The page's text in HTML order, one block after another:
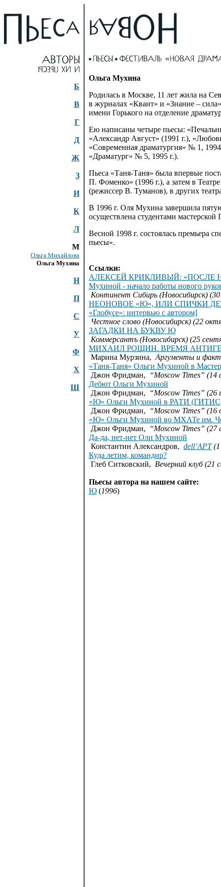
Б
В
Г
Д
Ж
З
И
К
Л
М
Ольга Михайлова
Ольга Мухина
Н
П
С
У
Ф
Х
Ш
Ольга Мухина
Родилась в Москве, 11 лет жила на
в журналах «Квант» и «Знание –
имени Горького на отделение
Ею написаны четыре пьесы:
«Александр Август» (1991 г.),
«Современная драматургия» № 1,
«Драматург» № 5, 1995 г.).
Пьеса «Таня-Таня» была впервые
П. Фоменко» (1996 г.), а затем в
(режиссер В. Туманов), в других
В 1996 г. Оля Мухина завершила
осуществлена студентами
Весной 1998 г. состоялась премьера
пьесы».
Ссылки:
АЛЕКСЕЙ КРИКЛИВЫЙ: «ПОСЛЕ
Мухиной - начало работы нового
Континент Сибирь (Новосибирск) (30
НЕОНОВОЕ «Ю», ИЛИ СПИЧКИ
«Глобусе»: интервью с автором]
Честное слово (Новосибирск) (22
ЗАГАДКИ НА БУКВУ Ю
Коммерсантъ (Новосибирск) (25
МИХАИЛ РОЩИН. ВРЕМЯ
Марина Мурзина, Аргументы и
«Таня-Таня» Ольги Мухиной в
Джон Фридман,
“Moscow Times” (14
Дебют Ольги Мухиной
Джон Фридман,
“Moscow Times” (26
«Ю» Ольги Мухиной в РАТИ
Джон Фридман,
“Moscow Times” (16
«Ю» Ольги Мухиной во МХАТе им.
Джон Фридман,
“Moscow Times” (27
Да-да, нет-нет Оли Мухиной
Константин Александров, dell’APT(1
Куда летим, командир?
Глеб Ситковский, Вечерний клуб (21
Пьесы автора на нашем сайте:
Ю (1996)